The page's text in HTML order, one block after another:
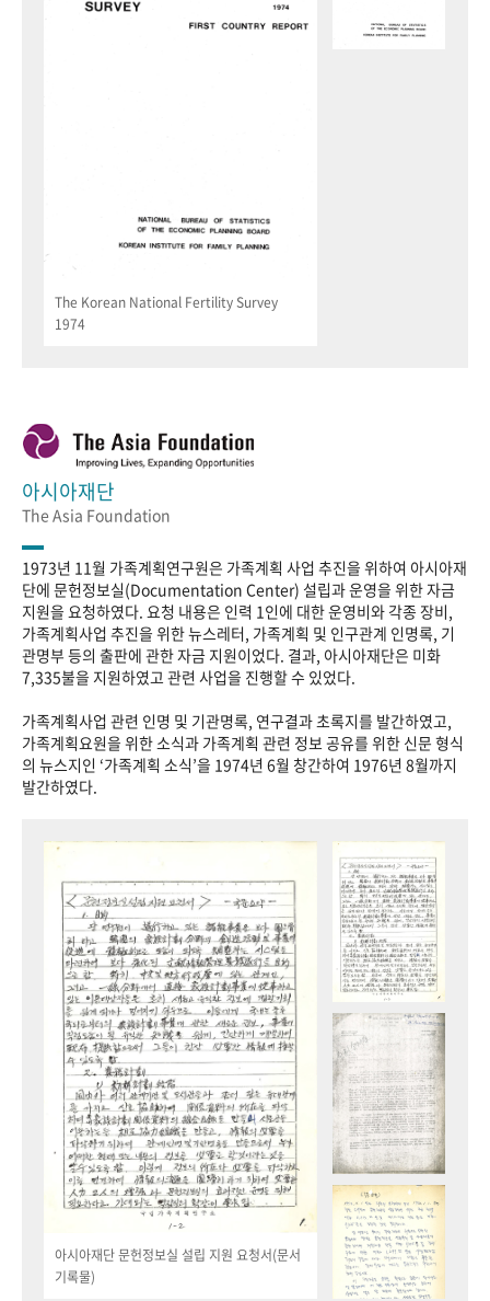
The Korean National Fertility Survey
1974
아시아재단
The Asia Foundation
1973년 11월 가족계획연구원은 가족계획 사업 추진을 위하여 아시아재
단에 문헌정보실(Documentation Center) 설립과 운영을 위한 자금
지원을 요청하였다. 요청 내용은 인력 1인에 대한 운영비와 각종 장비,
가족계획사업 추진을 위한 뉴스레터, 가족계획 및 인구관계 인명록, 기
관명부 등의 출판에 관한 자금 지원이었다. 결과, 아시아재단은 미화
7,335불을 지원하였고 관련 사업을 진행할 수 있었다.
가족계획사업 관련 인명 및 기관명록, 연구결과 초록지를 발간하였고,
가족계획요원을 위한 소식과 가족계획 관련 정보 공유를 위한 신문 형식
의 뉴스지인 ‘가족계획 소식’을 1974년 6월 창간하여 1976년 8월까지
발간하였다.
아시아재단 문헌정보실 설립 지원 요청서(문서
기록물)